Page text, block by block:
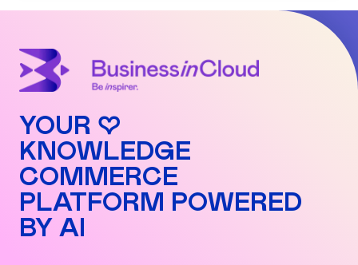
YOUR ♡
KNOWLEDGE
COMMERCE
PLATFORM POWERED
BY AI